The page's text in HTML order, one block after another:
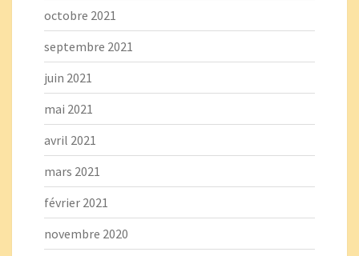
octobre 2021
septembre 2021
juin 2021
mai 2021
avril 2021
mars 2021
février 2021
novembre 2020